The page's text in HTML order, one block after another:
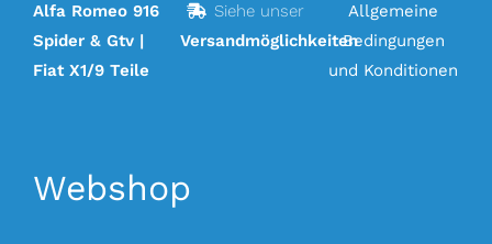
Webshop
Alfa Romeo 916
Spider & Gtv |
Fiat X1/9 Teile
Siehe unser
Versandmöglichkeiten
Allgemeine
Bedingungen
und Konditionen
Webshop